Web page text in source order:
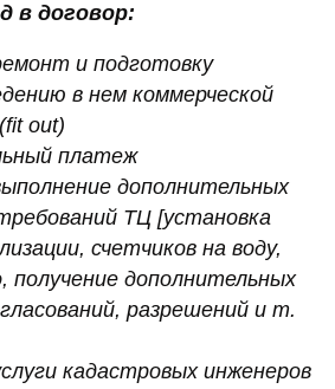
в договор:
и подготовку
в нем коммерческой
out)
платеж
дополнительных
ТЦ [установка
счетчиков на воду,
получение дополнительных
разрешений и т.
кадастровых инженеров